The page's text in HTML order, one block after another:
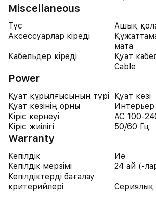
Miscellaneous
Түс
Ашық
Аксессуарлар кіреді
мата
Кабельдер кіреді
Қуат
Cable
Power
Қуат құрылғысының түрі
Қуат көзі
Қуат көзінің орны
Интерьер
Кіріс кернеуі
AC 100-
Кіріс жиілігі
50/60 Гц
Warranty
Кепілдік
Иә
Кепілдік мерзімі
24 ай (-
Кепілдіктерді бағалау
критерийлері
Сериялық